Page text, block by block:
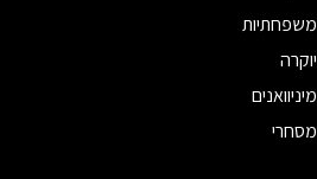
משפחתיות
יוקרה
מיניוואנים
מסחרי